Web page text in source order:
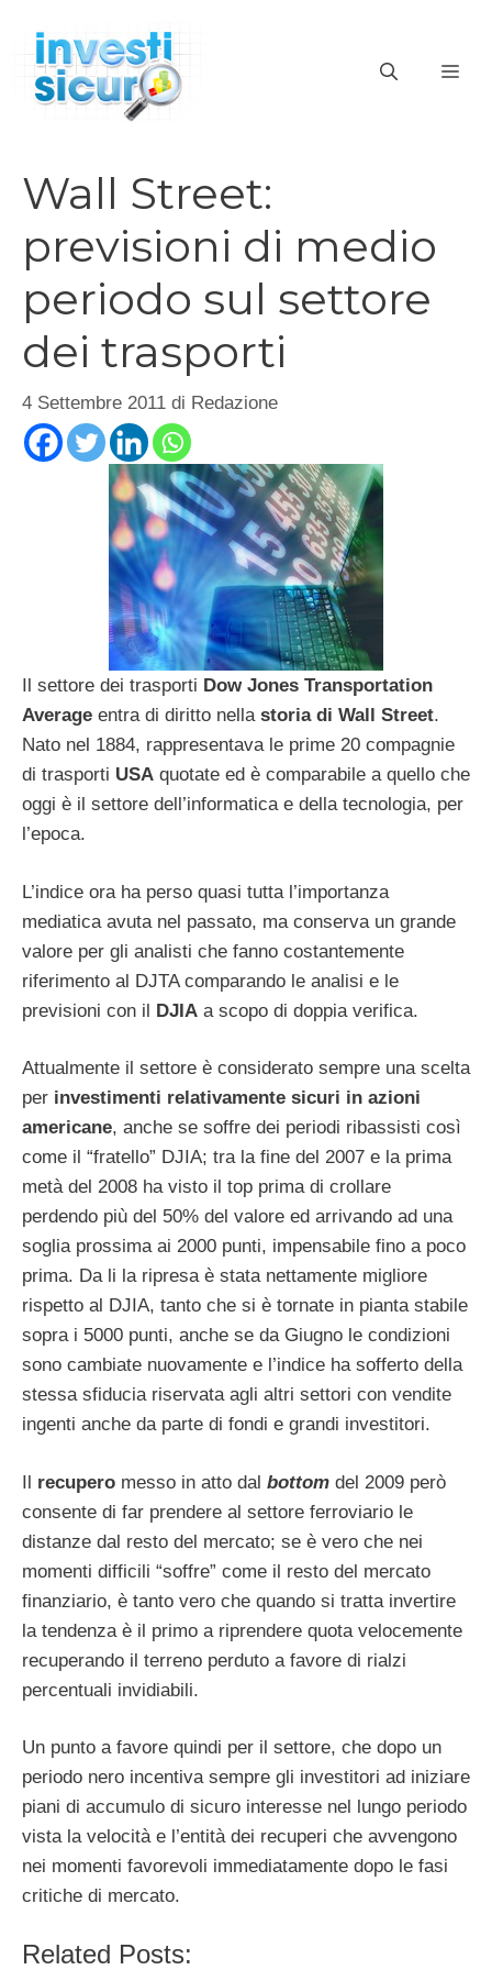
contenuto
Wall Street:
previsioni di medio
periodo sul settore
dei trasporti
4 Settembre 2011 di Redazione
Il settore dei trasporti Dow Jones Transportation
Average entra di diritto nella storia di Wall Street.
Nato nel 1884, rappresentava le prime 20 compagnie
di trasporti USA quotate ed è comparabile a quello che
oggi è il settore dell’informatica e della tecnologia, per
l’epoca.
L’indice ora ha perso quasi tutta l’importanza
mediatica avuta nel passato, ma conserva un grande
valore per gli analisti che fanno costantemente
riferimento al DJTA comparando le analisi e le
previsioni con il DJIA a scopo di doppia verifica.
Attualmente il settore è considerato sempre una scelta
per investimenti relativamente sicuri in azioni
americane, anche se soffre dei periodi ribassisti così
come il “fratello” DJIA; tra la fine del 2007 e la prima
metà del 2008 ha visto il top prima di crollare
perdendo più del 50% del valore ed arrivando ad una
soglia prossima ai 2000 punti, impensabile fino a poco
prima. Da li la ripresa è stata nettamente migliore
rispetto al DJIA, tanto che si è tornate in pianta stabile
sopra i 5000 punti, anche se da Giugno le condizioni
sono cambiate nuovamente e l’indice ha sofferto della
stessa sfiducia riservata agli altri settori con vendite
ingenti anche da parte di fondi e grandi investitori.
Il recupero messo in atto dal bottom del 2009 però
consente di far prendere al settore ferroviario le
distanze dal resto del mercato; se è vero che nei
momenti difficili “soffre” come il resto del mercato
finanziario, è tanto vero che quando si tratta invertire
la tendenza è il primo a riprendere quota velocemente
recuperando il terreno perduto a favore di rialzi
percentuali invidiabili.
Un punto a favore quindi per il settore, che dopo un
periodo nero incentiva sempre gli investitori ad iniziare
piani di accumulo di sicuro interesse nel lungo periodo
vista la velocità e l’entità dei recuperi che avvengono
nei momenti favorevoli immediatamente dopo le fasi
critiche di mercato.
Related Posts: